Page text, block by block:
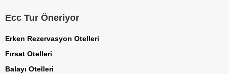
Ecc Tur Öneriyor
Erken Rezervasyon Otelleri
Fırsat Otelleri
Balayı Otelleri